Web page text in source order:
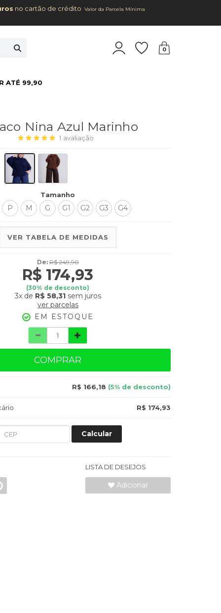
no cartão de crédito Valor da Parcela Mínima
0
ATÉ 99,90
Nina Azul Marinho
1 avaliação
Tamanho
P M G G1 G2 G3 G4
VER TABELA DE MEDIDAS
De:R$ 249,90
R$ 174,93
(30% de desconto)
3xde R$ 58,31sem juros
ver parcelas
EM ESTOQUE
COMPRAR
R$ 166,18 (5% de desconto)
R$ 174,93
Calcular
LISTA DE DESEJOS
Adicionar